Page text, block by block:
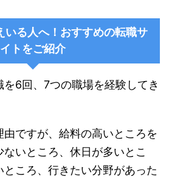
いる人へ！おすすめの転職サ
イトをご紹介
6回、7つの職場を経験してき
ですが、給料の高いところを
いところ、休日が多いとこ
ところ、行きたい分野があった